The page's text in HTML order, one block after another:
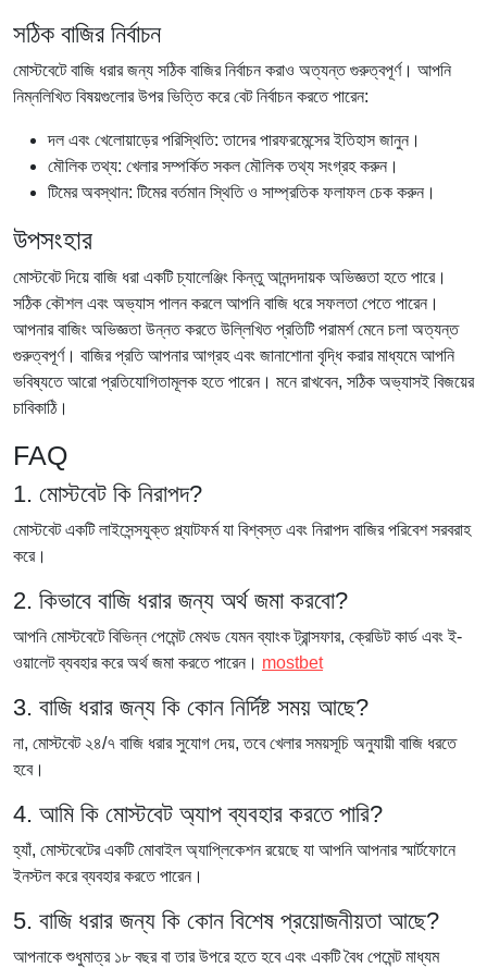
সঠিক বাজির নির্বাচন
মোস্টবেটে বাজি ধরার জন্য সঠিক বাজির নির্বাচন করাও অত্যন্ত গুরুত্বপূর্ণ। আপনি
নিম্নলিখিত বিষয়গুলোর উপর ভিত্তি করে বেট নির্বাচন করতে পারেন:
দল এবং খেলোয়াড়ের পরিস্থিতি: তাদের পারফরমেন্সের ইতিহাস জানুন।
মৌলিক তথ্য: খেলার সম্পর্কিত সকল মৌলিক তথ্য সংগ্রহ করুন।
টিমের অবস্থান: টিমের বর্তমান স্থিতি ও সাম্প্রতিক ফলাফল চেক করুন।
উপসংহার
মোস্টবেট দিয়ে বাজি ধরা একটি চ্যালেঞ্জিং কিন্তু আনন্দদায়ক অভিজ্ঞতা হতে পারে।
সঠিক কৌশল এবং অভ্যাস পালন করলে আপনি বাজি ধরে সফলতা পেতে পারেন।
আপনার বাজিং অভিজ্ঞতা উন্নত করতে উল্লিখিত প্রতিটি পরামর্শ মেনে চলা অত্যন্ত
গুরুত্বপূর্ণ। বাজির প্রতি আপনার আগ্রহ এবং জানাশোনা বৃদ্ধি করার মাধ্যমে আপনি
ভবিষ্যতে আরো প্রতিযোগিতামূলক হতে পারেন। মনে রাখবেন, সঠিক অভ্যাসই বিজয়ের
চাবিকাঠি।
FAQ
1. মোস্টবেট কি নিরাপদ?
মোস্টবেট একটি লাইসেন্সযুক্ত প্ল্যাটফর্ম যা বিশ্বস্ত এবং নিরাপদ বাজির পরিবেশ সরবরাহ
করে।
2. কিভাবে বাজি ধরার জন্য অর্থ জমা করবো?
আপনি মোস্টবেটে বিভিন্ন পেমেন্ট মেথড যেমন ব্যাংক ট্রান্সফার, ক্রেডিট কার্ড এবং ই-
ওয়ালেট ব্যবহার করে অর্থ জমা করতে পারেন। mostbet
3. বাজি ধরার জন্য কি কোন নির্দিষ্ট সময় আছে?
না, মোস্টবেট ২৪/৭ বাজি ধরার সুযোগ দেয়, তবে খেলার সময়সূচি অনুযায়ী বাজি ধরতে
হবে।
4. আমি কি মোস্টবেট অ্যাপ ব্যবহার করতে পারি?
হ্যাঁ, মোস্টবেটের একটি মোবাইল অ্যাপ্লিকেশন রয়েছে যা আপনি আপনার স্মার্টফোনে
ইনস্টল করে ব্যবহার করতে পারেন।
5. বাজি ধরার জন্য কি কোন বিশেষ প্রয়োজনীয়তা আছে?
আপনাকে শুধুমাত্র ১৮ বছর বা তার উপরে হতে হবে এবং একটি বৈধ পেমেন্ট মাধ্যম